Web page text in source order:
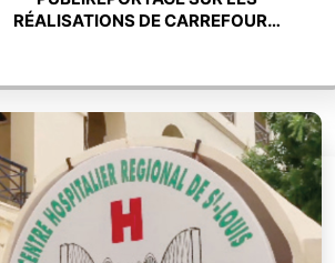
RÉALISATIONS DE CARREFOUR…